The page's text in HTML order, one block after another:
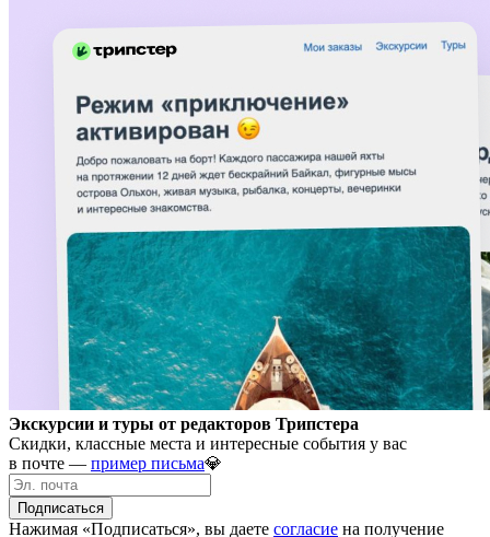
Экскурсии и туры от редакторов Трипстера
Скидки, классные места и интересные события у вас
в почте — пример письма💎
Подписаться
Нажимая «Подписаться», вы даете согласие на получение